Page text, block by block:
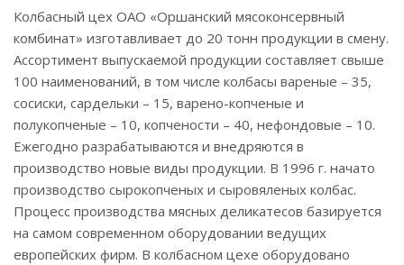
Колбасный цех ОАО «Оршанский мясоконсервный
комбинат» изготавливает до 20 тонн продукции в смену.
Ассортимент выпускаемой продукции составляет свыше
100 наименований, в том числе колбасы вареные – 35,
сосиски, сардельки – 15, варено-копченые и
полукопченые – 10, копчености – 40, нефондовые – 10.
Ежегодно разрабатываются и внедряются в
производство новые виды продукции. В 1996 г. начато
производство сырокопченых и сыровяленых колбас.
Процесс производства мясных деликатесов базируется
на самом современном оборудовании ведущих
европейских фирм. В колбасном цехе оборудовано